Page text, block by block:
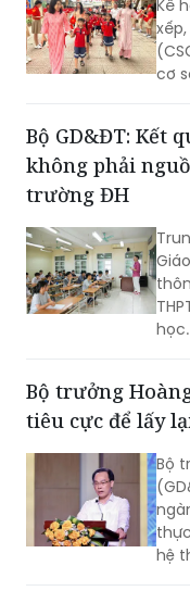
tiểu học phải có
Kế
cơ
Bộ GD&ĐT: Kết
không phải
trường ĐH
học.
Bộ trưởng
tiêu cực để lấy
Bộ